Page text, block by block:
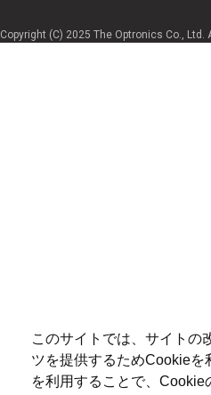
このサイトでは、サイトの
ツを提供するためCookieを
を利用することで、Cookie
Copyright (C) 2025 The Optronics Co., Ltd.